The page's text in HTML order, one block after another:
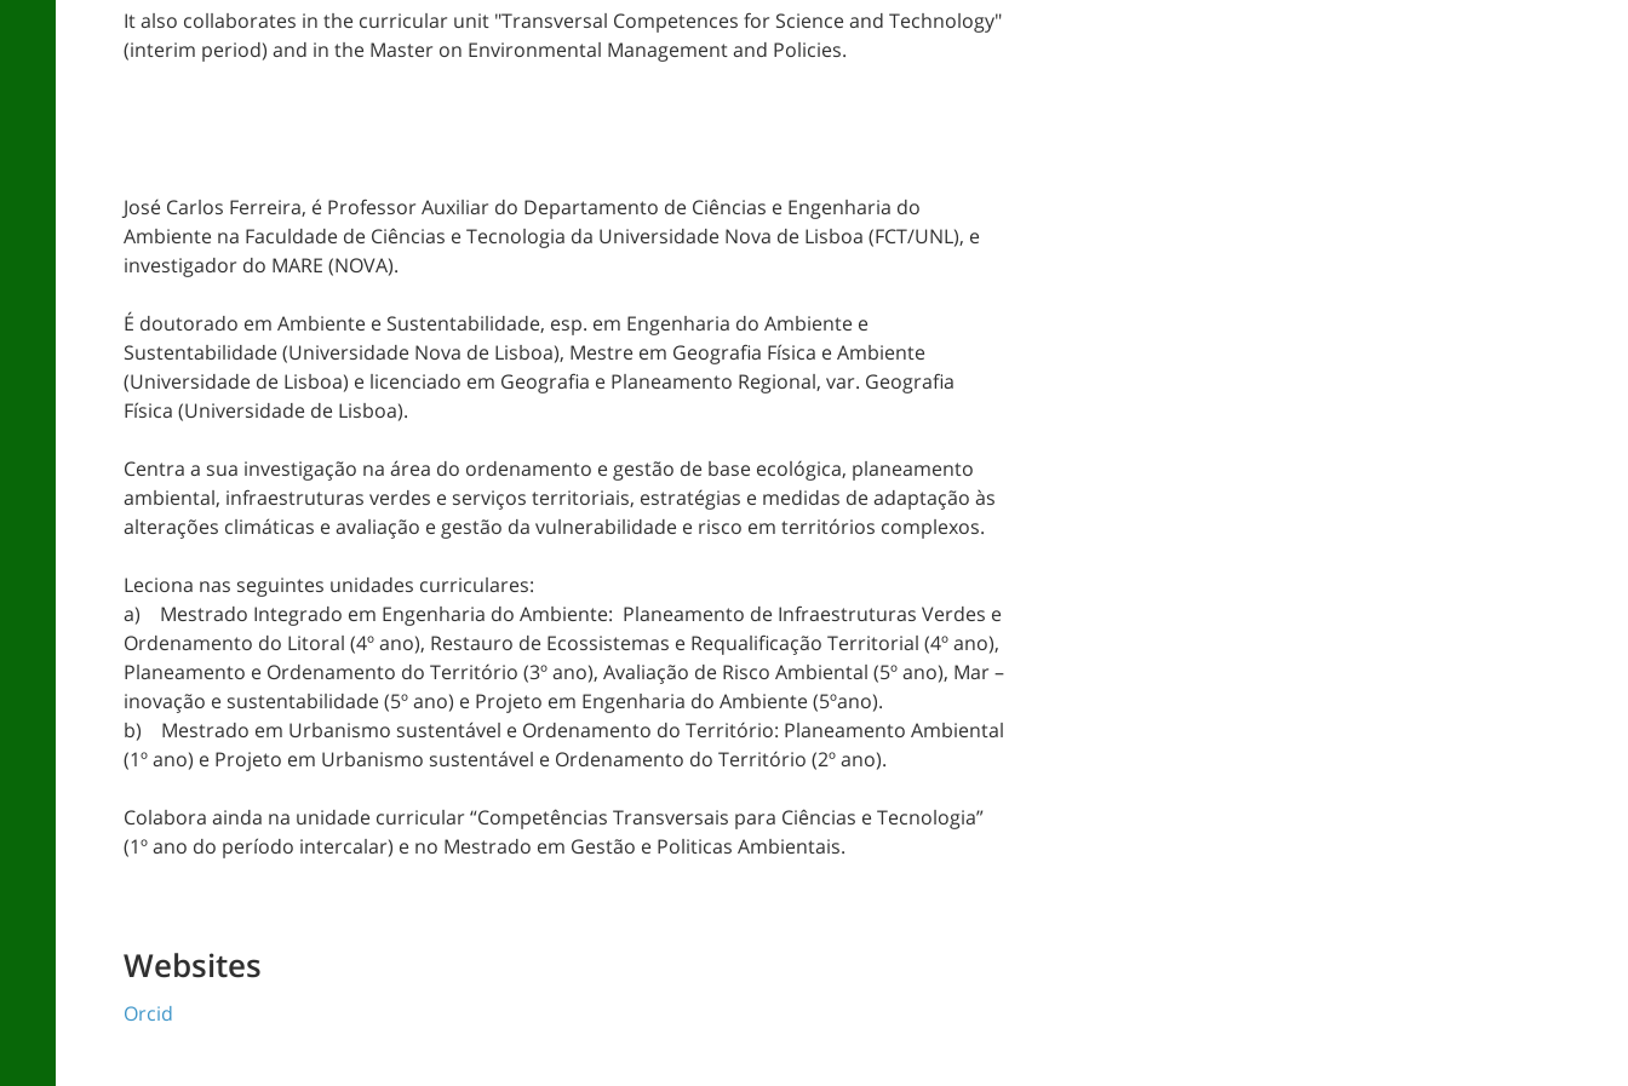
It also collaborates in the curricular unit "Transversal Competences for Science and Technology"
(interim period) and in the Master on Environmental Management and Policies.
José Carlos Ferreira, é Professor Auxiliar do Departamento de Ciências e Engenharia do
Ambiente na Faculdade de Ciências e Tecnologia da Universidade Nova de Lisboa (FCT/UNL), e
investigador do MARE (NOVA).
É doutorado em Ambiente e Sustentabilidade, esp. em Engenharia do Ambiente e
Sustentabilidade (Universidade Nova de Lisboa), Mestre em Geografia Física e Ambiente
(Universidade de Lisboa) e licenciado em Geografia e Planeamento Regional, var. Geografia
Física (Universidade de Lisboa).
Centra a sua investigação na área do ordenamento e gestão de base ecológica, planeamento
ambiental, infraestruturas verdes e serviços territoriais, estratégias e medidas de adaptação às
alterações climáticas e avaliação e gestão da vulnerabilidade e risco em territórios complexos.
Leciona nas seguintes unidades curriculares:
a) Mestrado Integrado em Engenharia do Ambiente: Planeamento de Infraestruturas Verdes e
Ordenamento do Litoral (4º ano), Restauro de Ecossistemas e Requalificação Territorial (4º ano),
Planeamento e Ordenamento do Território (3º ano), Avaliação de Risco Ambiental (5º ano), Mar –
inovação e sustentabilidade (5º ano) e Projeto em Engenharia do Ambiente (5ºano).
b) Mestrado em Urbanismo sustentável e Ordenamento do Território: Planeamento Ambiental
(1º ano) e Projeto em Urbanismo sustentável e Ordenamento do Território (2º ano).
Colabora ainda na unidade curricular “Competências Transversais para Ciências e Tecnologia”
(1º ano do período intercalar) e no Mestrado em Gestão e Politicas Ambientais.
Websites
Orcid